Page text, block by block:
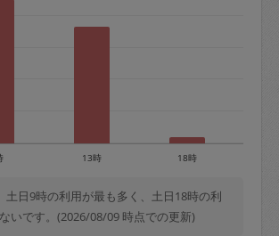
13時 18時
土日9時の利用が最も多く、土日18時の利
いです。(2026/08/09 時点での更新)